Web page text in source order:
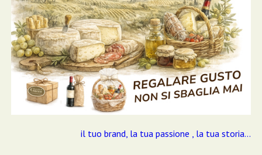
il tuo brand, la tua passione , la tua storia...